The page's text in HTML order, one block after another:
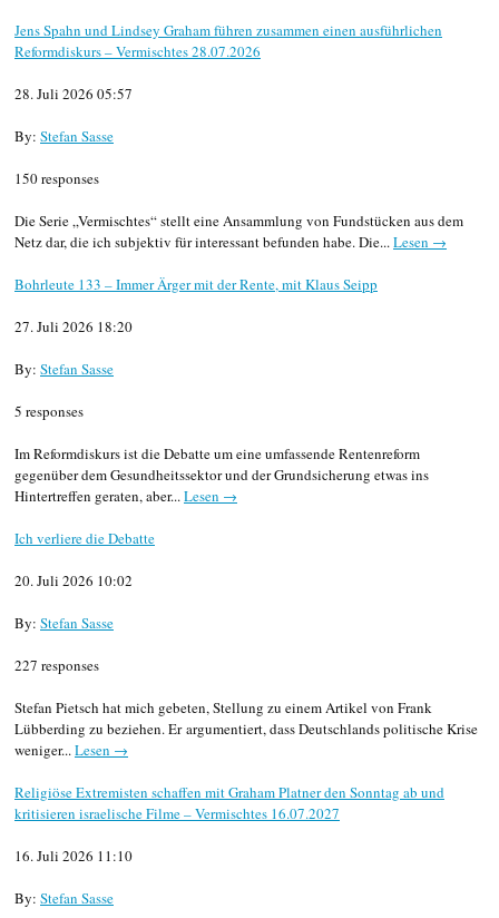
Jens Spahn und Lindsey Graham führen zusammen einen ausführlichen
Reformdiskurs – Vermischtes 28.07.2026
28. Juli 2026 05:57
By: Stefan Sasse
150 responses
Die Serie „Vermischtes“ stellt eine Ansammlung von Fundstücken aus dem
Netz dar, die ich subjektiv für interessant befunden habe. Die...Lesen →
Bohrleute 133 – Immer Ärger mit der Rente, mit Klaus Seipp
27. Juli 2026 18:20
By: Stefan Sasse
5 responses
Im Reformdiskurs ist die Debatte um eine umfassende Rentenreform
gegenüber dem Gesundheitssektor und der Grundsicherung etwas ins
Hintertreffen geraten, aber...Lesen →
Ich verliere die Debatte
20. Juli 2026 10:02
By: Stefan Sasse
227 responses
Stefan Pietsch hat mich gebeten, Stellung zu einem Artikel von Frank
Lübberding zu beziehen. Er argumentiert, dass Deutschlands politische Krise
weniger...Lesen →
Religiöse Extremisten schaffen mit Graham Platner den Sonntag ab und
kritisieren israelische Filme – Vermischtes 16.07.2027
16. Juli 2026 11:10
By: Stefan Sasse